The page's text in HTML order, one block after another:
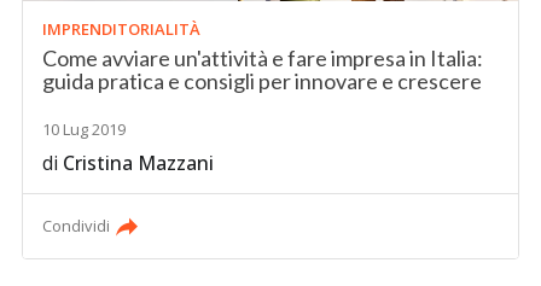
IMPRENDITORIALITÀ
Come avviare un'attività e fare impresa in Italia:
guida pratica e consigli per innovare e crescere
10 Lug 2019
di Cristina Mazzani
Condividi